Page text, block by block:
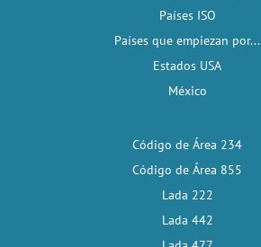
Países ISO
Países que empiezan por...
Estados USA
México
Código de Área 234
Código de Área 855
Lada 222
Lada 442